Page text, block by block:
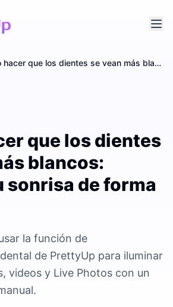
Cómo hacer que los dientes se vean más blancos: ilumina tu sonrisa de forma natural
que los dientes
blancos:
sonrisa de forma
la función de
de PrettyUp para iluminar
videos y Live Photos con un